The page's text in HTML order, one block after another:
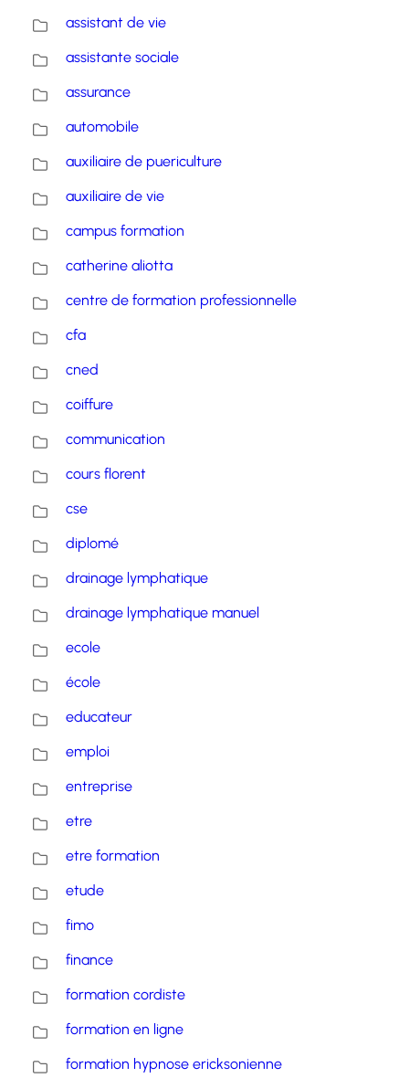
assistant de vie
assistante sociale
assurance
automobile
auxiliaire de puericulture
auxiliaire de vie
campus formation
catherine aliotta
centre de formation professionnelle
cfa
cned
coiffure
communication
cours florent
cse
diplomé
drainage lymphatique
drainage lymphatique manuel
ecole
école
educateur
emploi
entreprise
etre
etre formation
etude
fimo
finance
formation cordiste
formation en ligne
formation hypnose ericksonienne